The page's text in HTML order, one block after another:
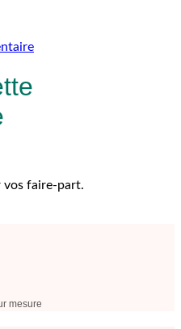
vos faire-part.
mesure